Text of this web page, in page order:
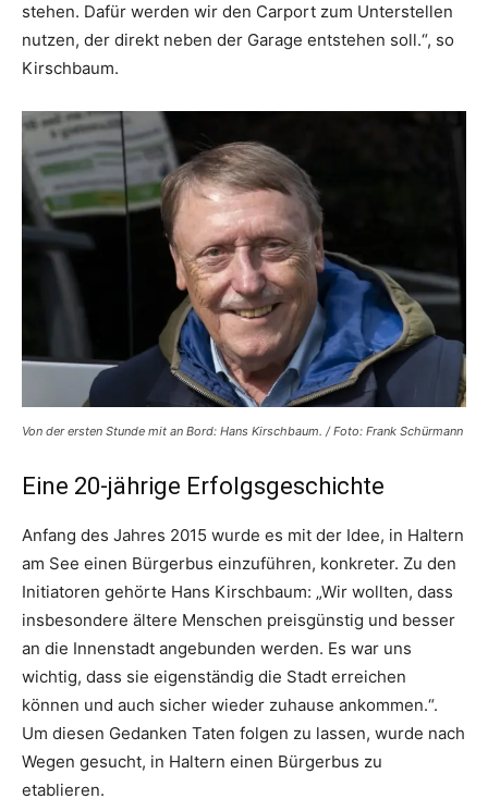
stehen. Dafür werden wir den Carport zum Unterstellen
nutzen, der direkt neben der Garage entstehen soll.“, so
Kirschbaum.
Von der ersten Stunde mit an Bord: Hans Kirschbaum. / Foto: Frank Schürmann
Eine 20-jährige Erfolgsgeschichte
Anfang des Jahres 2015 wurde es mit der Idee, in Haltern
am See einen Bürgerbus einzuführen, konkreter. Zu den
Initiatoren gehörte Hans Kirschbaum: „Wir wollten, dass
insbesondere ältere Menschen preisgünstig und besser
an die Innenstadt angebunden werden. Es war uns
wichtig, dass sie eigenständig die Stadt erreichen
können und auch sicher wieder zuhause ankommen.“.
Um diesen Gedanken Taten folgen zu lassen, wurde nach
Wegen gesucht, in Haltern einen Bürgerbus zu
etablieren.